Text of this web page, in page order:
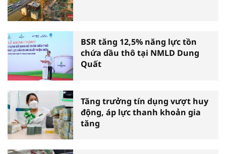
BSR tăng 12,5% năng lực tồn
chứa dầu thô tại NMLD Dung
Quất
Tăng trưởng tín dụng vượt huy
động, áp lực thanh khoản gia
tăng